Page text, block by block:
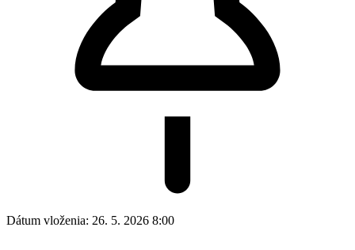
Dátum vloženia: 26. 5. 2026 8:00